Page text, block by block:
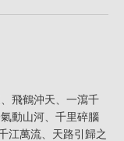
飛鶴沖天、一瀉千
動山河、千里碎腦
江萬流、天路引歸之